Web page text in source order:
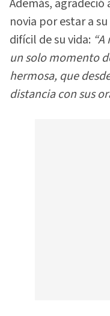
Además, agradeció
novia por estar a
difícil de su vida:
un solo momento
hermosa, que
distancia con sus